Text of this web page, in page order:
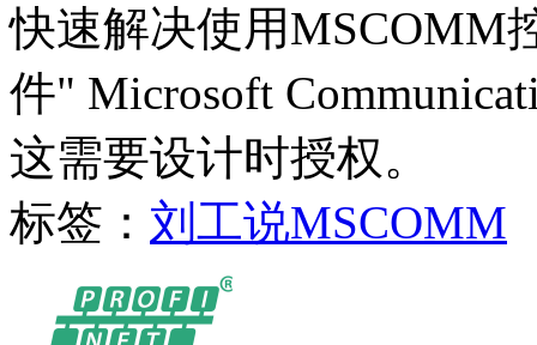
快速解决使用MSCOMM
件" Microsoft
这需要设计时授权。
标签： 刘工说MSCOMM